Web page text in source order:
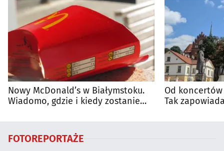
Nowy McDonald’s w Białymstoku.
Wiadomo, gdzie i kiedy zostanie
Od
Tak
FOTOREPORTAŻE